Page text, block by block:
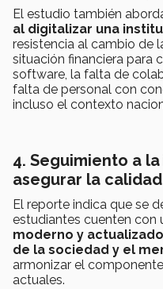
El estudio también
al digitalizar una
resistencia al cambio de
situación financiera para
software, la falta de
falta de personal con
incluso el contexto
4. Seguimiento a
asegurar la calidad
El reporte indica que se
estudiantes cuenten con
moderno y actualizado
de la sociedad y el
armonizar el
actuales.